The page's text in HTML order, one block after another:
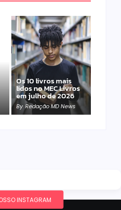
Os 10 livros mais
lidos no MEC Livros
em julho de 2026
By Redação MD News
INSTAGRAM